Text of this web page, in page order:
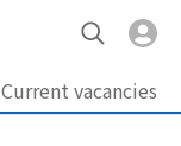
Current vacancies